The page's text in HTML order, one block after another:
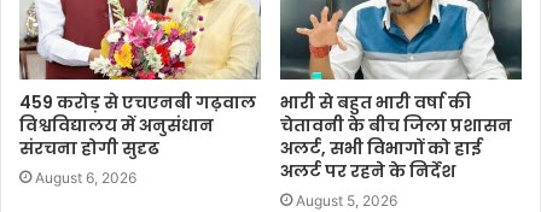
459 करोड़ से एचएनबी गढ़वाल
विश्वविद्यालय में अनुसंधान
संरचना होगी सुदृढ
August 6, 2026
भारी से बहुत भारी वर्षा की
चेतावनी के बीच जिला प्रशासन
अलर्ट, सभी विभागों को हाई
अलर्ट पर रहने के निर्देश
August 5, 2026